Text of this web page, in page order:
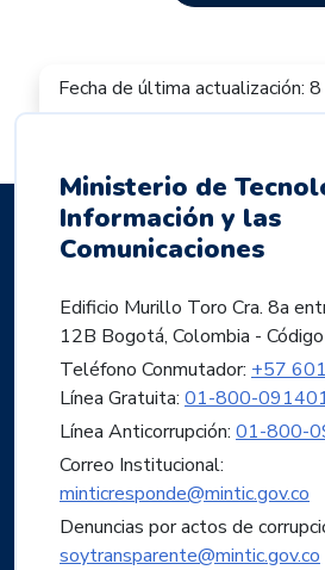
Fecha de última actualización:
Ministerio de
Información y las
Comunicaciones
Edificio Murillo Toro Cra. 8a
12B Bogotá, Colombia -
Teléfono Conmutador: +57
Línea Gratuita: 01-800-
Línea Anticorrupción: 01-800-
Correo Institucional:
minticresponde@mintic.gov.co
Denuncias por actos de
soytransparente@mintic.gov.co